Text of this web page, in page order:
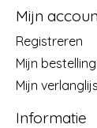
Mijn
Registreren
Mijn
Mijn
Informatie